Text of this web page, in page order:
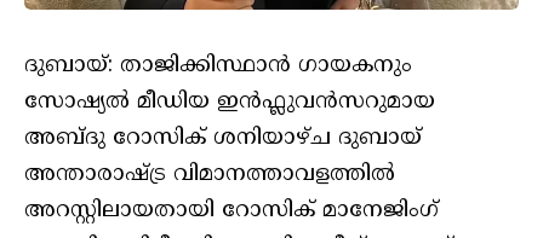
ദുബായ്: താജിക്കിസ്ഥാൻ ഗായകനും
സോഷ്യൽ മീഡിയ ഇൻഫ്ലുവൻസറുമായ
അബ്ദു റോസിക് ശനിയാഴ്ച ദുബായ്
അന്താരാഷ്ട്ര വിമാനത്താവളത്തിൽ
അറസ്റ്റിലായതായി റോസിക് മാനേജിംഗ്